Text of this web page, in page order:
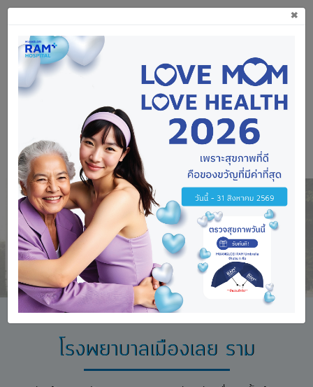
042 870 000
บริการ 10 คู่สายอัตโนมัติ
Previous
โรงพยาบาลเมืองเลย ราม
×